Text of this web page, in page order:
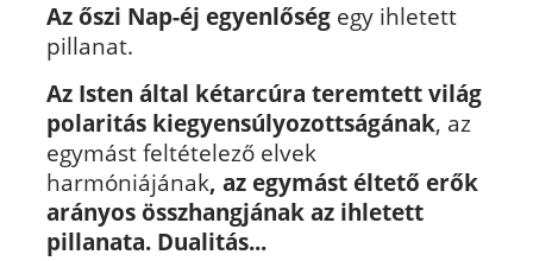
Az őszi Nap-éj egyenlőségegy ihletett
pillanat.
Az Isten által kétarcúra teremtett világ
polaritás kiegyensúlyozottságának, az
egymást feltételező elvek
harmóniájának, az egymást éltető erők
arányos összhangjának az ihletett
pillanata. Dualitás...